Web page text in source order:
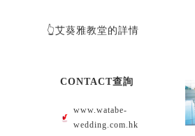
👆艾葵雅教堂的詳情
CONTACT查詢
www.watabe-
wedding.com.hk